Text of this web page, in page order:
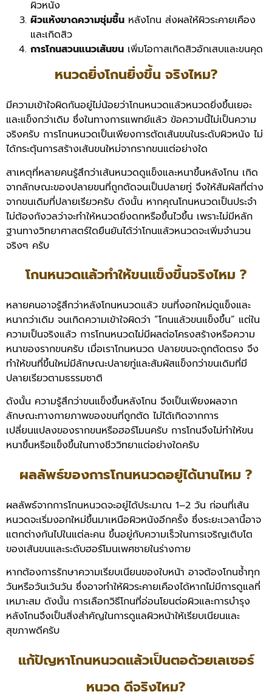
ผิวหนัง
ผิวแห้งขาดความชุ่มชื้น หลังโกน ส่งผลให้ผิวระคายเคือง
และเกิดสิว
การโกนสวนแนวเส้นขน เพิ่มโอกาสเกิดสิวอักเสบและขนคุด
หนวดยิ่งโกนยิ่งขึ้น จริงไหม?
มีความเข้าใจผิดกันอยู่ไม่น้อยว่าโกนหนวดแล้วหนวดยิ่งขึ้นเยอะ
และแข็งกว่าเดิม ซึ่งในทางการแพทย์แล้ว ข้อความนี้ไม่เป็นความ
จริงครับ การโกนหนวดเป็นเพียงการตัดเส้นขนในระดับผิวหนัง ไม่
ได้กระตุ้นการสร้างเส้นขนใหม่จากรากขนแต่อย่างใด
สาเหตุที่หลายคนรู้สึกว่าเส้นหนวดดูแข็งและหนาขึ้นหลังโกน เกิด
จากลักษณะของปลายขนที่ถูกตัดจนเป็นปลายทู่ จึงให้สัมผัสที่ต่าง
จากขนเดิมที่ปลายเรียวครับ ดังนั้น หากคุณโกนหนวดเป็นประจำ
ไม่ต้องกังวลว่าจะทำให้หนวดยิ่งดกหรือขึ้นไวขึ้น เพราะไม่มีหลัก
ฐานทางวิทยาศาสตร์ใดยืนยันได้ว่าโกนแล้วหนวดจะเพิ่มจำนวน
จริงๆ ครับ
โกนหนวดแล้วทำให้ขนแข็งขึ้นจริงไหม ?
หลายคนอาจรู้สึกว่าหลังโกนหนวดแล้ว ขนที่งอกใหม่ดูแข็งและ
หนากว่าเดิม จนเกิดความเข้าใจผิดว่า “โกนแล้วขนแข็งขึ้น” แต่ใน
ความเป็นจริงแล้ว การโกนหนวดไม่มีผลต่อโครงสร้างหรือความ
หนาของรากขนครับ เมื่อเราโกนหนวด ปลายขนจะถูกตัดตรง จึง
ทำให้ขนที่ขึ้นใหม่มีลักษณะปลายทู่และสัมผัสแข็งกว่าขนเดิมที่มี
ปลายเรียวตามธรรมชาติ
ดังนั้น ความรู้สึกว่าขนแข็งขึ้นหลังโกน จึงเป็นเพียงผลจาก
ลักษณะทางกายภาพของขนที่ถูกตัด ไม่ได้เกิดจากการ
เปลี่ยนแปลงของรากขนหรือฮอร์โมนครับ การโกนจึงไม่ทำให้ขน
หนาขึ้นหรือแข็งขึ้นในทางชีววิทยาแต่อย่างใดครับ
ผลลัพธ์ของการโกนหนวดอยู่ได้นานไหม ?
ผลลัพธ์จากการโกนหนวดจะอยู่ได้ประมาณ 1–2 วัน ก่อนที่เส้น
หนวดจะเริ่มงอกใหม่ขึ้นมาเหนือผิวหนังอีกครั้ง ซึ่งระยะเวลานี้อาจ
แตกต่างกันไปในแต่ละคน ขึ้นอยู่กับความเร็วในการเจริญเติบโต
ของเส้นขนและระดับฮอร์โมนเพศชายในร่างกาย
หากต้องการรักษาความเรียบเนียนของใบหน้า อาจต้องโกนซ้ำทุก
วันหรือวันเว้นวัน ซึ่งอาจทำให้ผิวระคายเคืองได้หากไม่มีการดูแลที่
เหมาะสม ดังนั้น การเลือกวิธีโกนที่อ่อนโยนต่อผิวและการบำรุง
หลังโกนจึงเป็นสิ่งสำคัญในการดูแลผิวหน้าให้เรียบเนียนและ
สุขภาพดีครับ
แก้ปัญหาโกนหนวดแล้วเป็นตอด้วยเลเซอร์
หนวด ดีจริงไหม?